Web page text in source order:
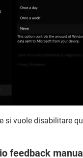
si vuole disabilitare
feedback